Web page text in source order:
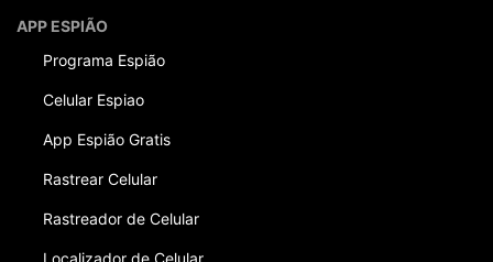
APP ESPIÃO
Programa Espião
Celular Espiao
App Espião Gratis
Rastrear Celular
Rastreador de Celular
Localizador de Celular